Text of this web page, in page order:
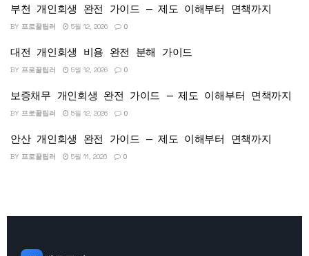
부천 개인회생 완전 가이드 — 제도 이해부터 면책까지
BY 프로꿀팁러 5월 12, 2026 0
대전 개인회생 비용 완전 분해 가이드
BY 프로꿀팁러 5월 12, 2026 0
보증채무 개인회생 완전 가이드 — 제도 이해부터 면책까지
BY 프로꿀팁러 5월 12, 2026 0
안산 개인회생 완전 가이드 — 제도 이해부터 면책까지
BY 프로꿀팁러 5월 11, 2026 0